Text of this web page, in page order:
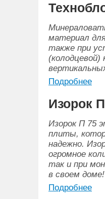
материал
также при
(колодцевой)
Подробнее
Изорок
Изорок П 75
плиты,
надежно.
огромное
так и при
в своем доме!
Подробнее